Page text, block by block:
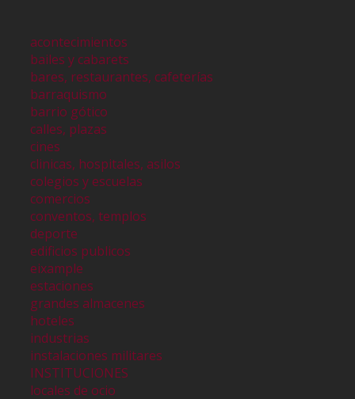
acontecimientos
bailes y cabarets
bares, restaurantes, cafeterías
barraquismo
barrio gótico
calles, plazas
cines
clinicas, hospitales, asilos
colegios y escuelas
comercios
conventos, templos
deporte
edificios publicos
eixample
estaciones
grandes almacenes
hoteles
industrias
instalaciones militares
INSTITUCIONES
locales de ocio